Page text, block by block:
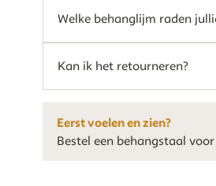
Welke behanglijm raden
Kan ik het retourneren?
Eerst voelen en zien?
Bestel een behangstaal